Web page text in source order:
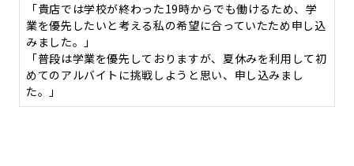
「貴店では学校が終わった19時からでも働けるため、学
業を優先したいと考える私の希望に合っていたため申し込
みました。」
「普段は学業を優先しておりますが、夏休みを利用して初
めてのアルバイトに挑戦しようと思い、申し込みまし
た。」